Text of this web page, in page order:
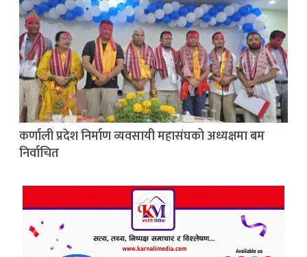
कर्णाली प्रदेश निर्माण व्यवसायी महासंघको अध्यक्षमा बम
निर्वाचित